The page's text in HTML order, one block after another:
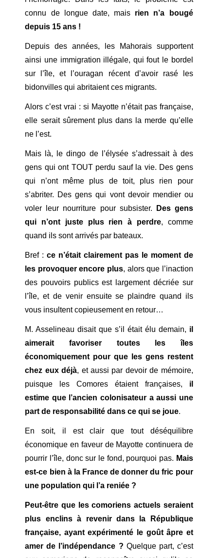
connu de longue date, mais rien n’a bougé
depuis 15 ans !
Depuis des années, les Mahorais supportent
ainsi une immigration illégale, qui fout le bordel
sur l’île, et l’ouragan récent d’avoir rasé les
bidonvilles qui abritaient ces migrants.
Alors c’est vrai : si Mayotte n’était pas française,
elle serait sûrement plus dans la merde qu’elle
ne l’est.
Mais là, le dingo de l’élysée s’adressait à des
gens qui ont TOUT perdu sauf la vie. Des gens
qui n’ont même plus de toit, plus rien pour
s’abriter. Des gens qui vont devoir mendier ou
voler leur nourriture pour subsister.
Des gens
qui n’ont juste plus rien à perdre, comme
quand ils sont arrivés par bateaux.
Bref :ce n’était clairement pas le moment de
les provoquer encore plus, alors que l’inaction
des pouvoirs publics est largement décriée sur
l’île, et de venir ensuite se plaindre quand ils
vous insultent copieusement en retour…
M. Asselineau disait que s’il était élu demain, il
aimerait favoriser toutes les îles
économiquement pour que les gens restent
chez eux déjà, et aussi par devoir de mémoire,
puisque les Comores étaient françaises, il
estime que l’ancien colonisateur a aussi une
part de responsabilité dans ce qui se joue.
En soit, il est clair que tout déséquilibre
économique en faveur de Mayotte continuera de
pourrir l’île, donc sur le fond, pourquoi pas. Mais
est-ce bien à la France de donner du fric pour
une population qui l’a reniée ?
Peut-être que les comoriens actuels seraient
plus enclins à revenir dans la République
française, ayant expérimenté le goût âpre et
amer de l’indépendance ? Quelque part, c’est